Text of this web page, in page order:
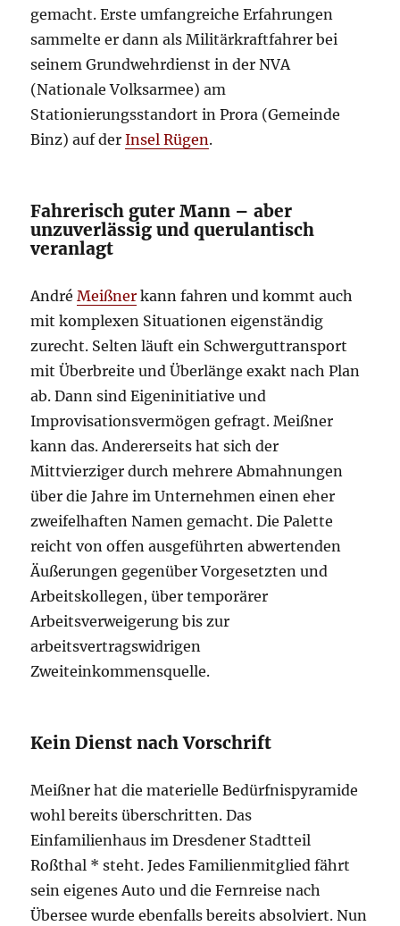
gemacht. Erste umfangreiche Erfahrungen
sammelte er dann als Militärkraftfahrer bei
seinem Grundwehrdienst in der NVA
(Nationale Volksarmee) am
Stationierungsstandort in Prora (Gemeinde
Binz) auf derInsel Rügen.
Fahrerisch guter Mann – aber
unzuverlässig und querulantisch
veranlagt
AndréMeißner kann fahren und kommt auch
mit komplexen Situationen eigenständig
zurecht. Selten läuft ein Schwerguttransport
mit Überbreite und Überlänge exakt nach Plan
ab. Dann sind Eigeninitiative und
Improvisationsvermögen gefragt. Meißner
kann das. Andererseits hat sich der
Mittvierziger durch mehrere Abmahnungen
über die Jahre im Unternehmen einen eher
zweifelhaften Namen gemacht. Die Palette
reicht von offen ausgeführten abwertenden
Äußerungen gegenüber Vorgesetzten und
Arbeitskollegen, über temporärer
Arbeitsverweigerung bis zur
arbeitsvertragswidrigen
Zweiteinkommensquelle.
Kein Dienst nach Vorschrift
Meißner hat die materielle Bedürfnispyramide
wohl bereits überschritten. Das
Einfamilienhaus im Dresdener Stadtteil
Roßthal * steht. Jedes Familienmitglied fährt
sein eigenes Auto und die Fernreise nach
Übersee wurde ebenfalls bereits absolviert. Nun